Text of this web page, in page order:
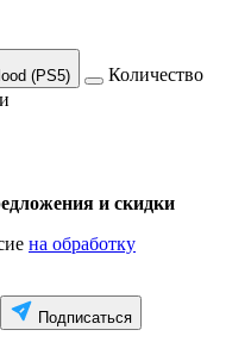
(PS5)
Количество
и скидки
на обработку
Подписаться